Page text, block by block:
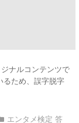
ナルコンテンツで
るため、誤字脱字
エンタメ検定 答